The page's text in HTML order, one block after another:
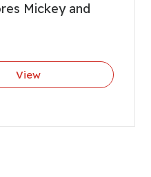
Mickey and
View